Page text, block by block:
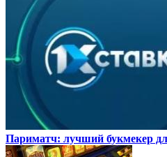
Париматч: лучший букмекер